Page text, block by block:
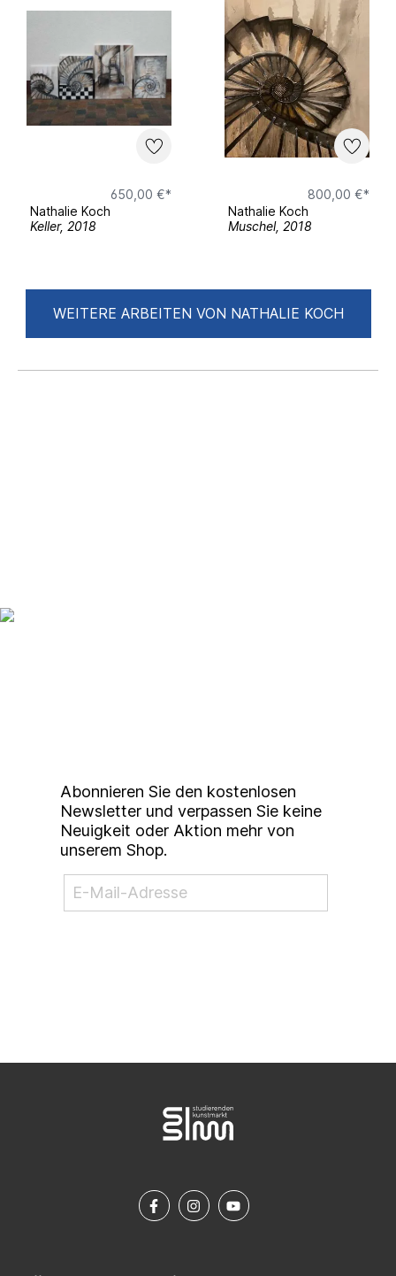
650,00 €*
Nathalie Koch
Keller, 2018
800,00 €*
Nathalie Koch
Muschel, 2018
WEITERE ARBEITEN VON NATHALIE KOCH
Abonnieren Sie den kostenlosen
Newsletter und verpassen Sie keine
Neuigkeit oder Aktion mehr von
unserem Shop.